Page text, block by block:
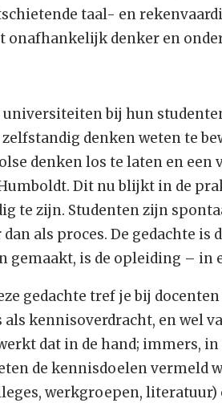
taal- en
denker en
universiteiten bij hun
denken weten te
denken los te laten en een
Dit nu blijkt in de
te zijn. Studenten zijn
als proces. De gedachte is
gemaakt, is de opleiding – in
gedachte tref je bij
kennisoverdracht, en wel
dat in de hand; immers, in
de kennisdoelen vermeld
werkgroepen, literatuur)